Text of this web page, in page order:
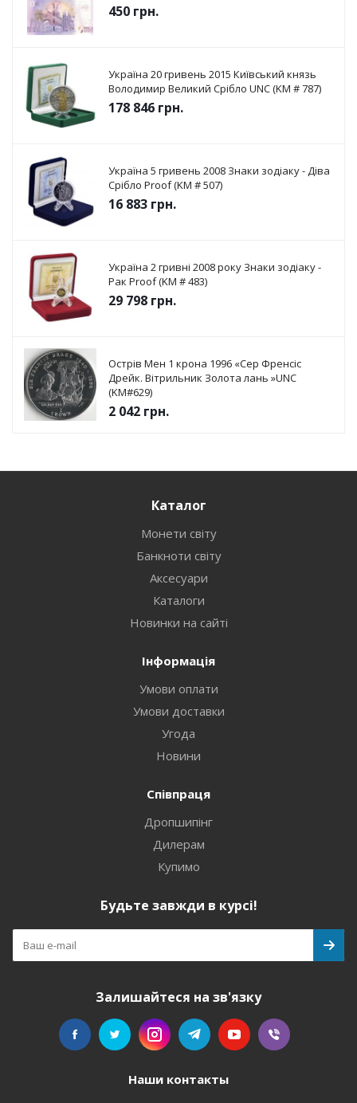
450 грн.
Україна 20 гривень 2015 Київський князь
Володимир Великий Срібло UNC (KM # 787)
178 846 грн.
Україна 5 гривень 2008 Знаки зодіаку - Діва
Срібло Proof (KM # 507)
16 883 грн.
Україна 2 гривні 2008 року Знаки зодіаку -
Рак Proof (KM # 483)
29 798 грн.
Острів Мен 1 крона 1996 «Сер Френсіс
Дрейк. Вітрильник Золота лань »UNC
(KM#629)
2 042 грн.
Каталог
Монети світу
Банкноти світу
Аксесуари
Каталоги
Новинки на сайті
Інформація
Умови оплати
Умови доставки
Угода
Новини
Співпраця
Дропшипінг
Дилерам
Купимо
Будьте завжди в курсі!
Залишайтеся на зв'язку
Наши контакты